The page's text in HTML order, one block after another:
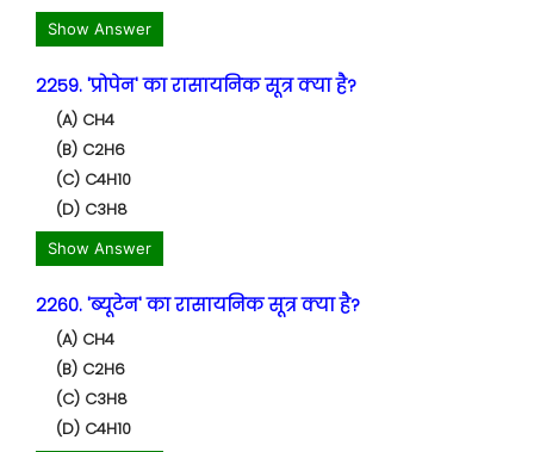
Show Answer
2259. 'प्रोपेन' का रासायनिक सूत्र क्या है?
(A) CH4
(B) C2H6
(C) C4H10
(D) C3H8
Show Answer
2260. 'ब्यूटेन' का रासायनिक सूत्र क्या है?
(A) CH4
(B) C2H6
(C) C3H8
(D) C4H10